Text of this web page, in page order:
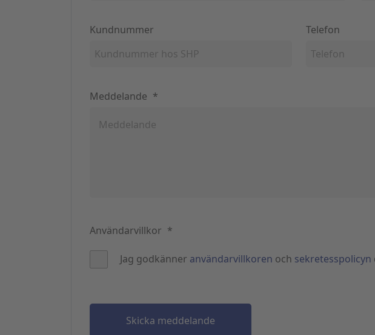
Kundnummer Telefon
Meddelande *
Användarvillkor *
Jag godkänner användarvillkoren och sekretesspolicyn
Skicka meddelande